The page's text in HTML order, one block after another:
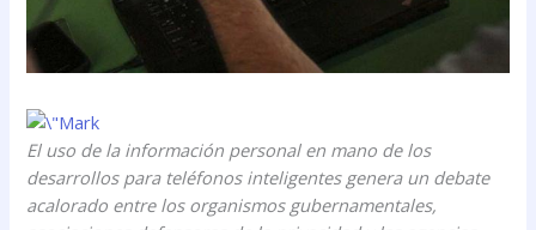
El uso de la información personal en mano de los
desarrollos para teléfonos inteligentes genera un debate
acalorado entre los organismos gubernamentales,